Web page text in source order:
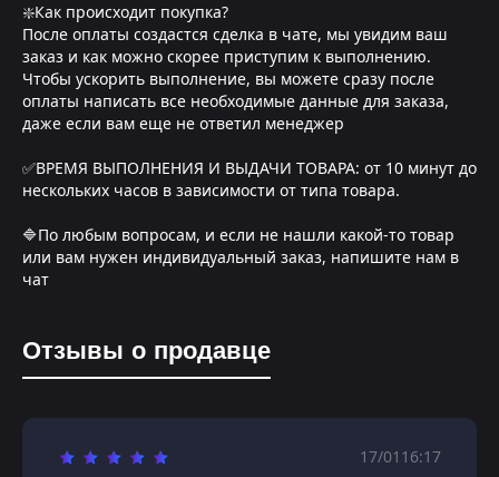
❇️Как происходит покупка?
После оплаты создастся сделка в чате, мы увидим ваш
заказ и как можно скорее приступим к выполнению.
Чтобы ускорить выполнение, вы можете сразу после
оплаты написать все необходимые данные для заказа,
даже если вам еще не ответил менеджер
✅ВРЕМЯ ВЫПОЛНЕНИЯ И ВЫДАЧИ ТОВАРА: от 10 минут до
нескольких часов в зависимости от типа товара.
🔷По любым вопросам, и если не нашли какой-то товар
или вам нужен индивидуальный заказ, напишите нам в
чат
Отзывы о продавце
17/01 16:17